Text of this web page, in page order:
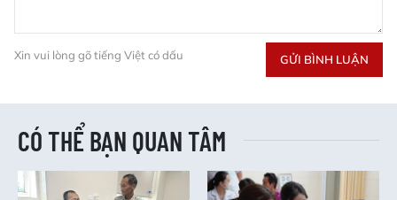
Xin vui lòng gõ tiếng Việt có dấu GỬI BÌNH LUẬN
CÓ THỂ BẠN QUAN TÂM